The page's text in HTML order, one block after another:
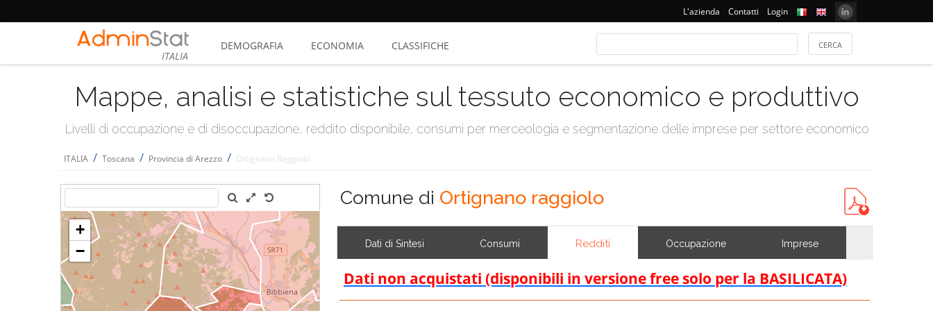
L'azienda Contatti Login
ITALIA
DEMOGRAFIA ECONOMIA CLASSIFICHE
Mappe, analisi e statistiche sul tessuto economico e produttivo
Livelli di occupazione e di disoccupazione, reddito disponibile, consumi per merceologia e segmentazione delle imprese per settore economico
ITALIA / Toscana / Provincia di Arezzo / Ortignano Raggiolo
Comune di Ortignano raggiolo
Dati di Sintesi Consumi Redditi Occupazione Imprese
Dati non acquistati (disponibili in versione free solo per la BASILICATA)